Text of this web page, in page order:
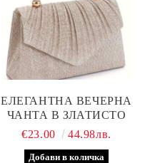
ЕЛЕГАНТНА ВЕЧЕРНА
ЧАНТА В ЗЛАТИСТО
€23.00
44.98лв.